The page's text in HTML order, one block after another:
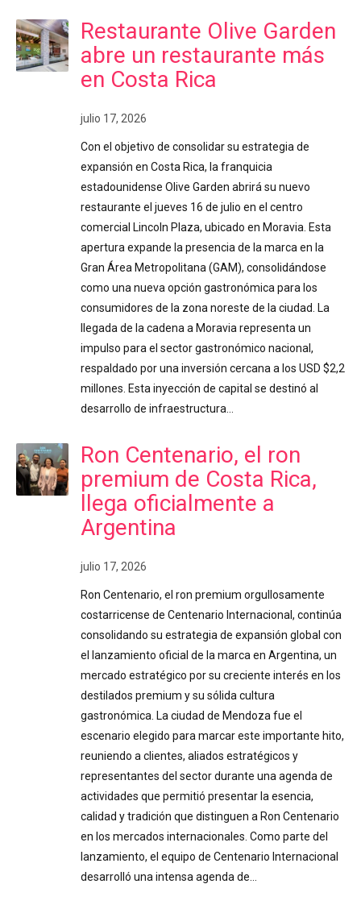
Restaurante Olive Garden
abre un restaurante más
en Costa Rica
julio 17, 2026
Con el objetivo de consolidar su estrategia de
expansión en Costa Rica, la franquicia
estadounidense Olive Garden abrirá su nuevo
restaurante el jueves 16 de julio en el centro
comercial Lincoln Plaza, ubicado en Moravia. Esta
apertura expande la presencia de la marca en la
Gran Área Metropolitana (GAM), consolidándose
como una nueva opción gastronómica para los
consumidores de la zona noreste de la ciudad. La
llegada de la cadena a Moravia representa un
impulso para el sector gastronómico nacional,
respaldado por una inversión cercana a los USD $2,2
millones. Esta inyección de capital se destinó al
desarrollo de infraestructura…
Ron Centenario, el ron
premium de Costa Rica,
llega oficialmente a
Argentina
julio 17, 2026
Ron Centenario, el ron premium orgullosamente
costarricense de Centenario Internacional, continúa
consolidando su estrategia de expansión global con
el lanzamiento oficial de la marca en Argentina, un
mercado estratégico por su creciente interés en los
destilados premium y su sólida cultura
gastronómica. La ciudad de Mendoza fue el
escenario elegido para marcar este importante hito,
reuniendo a clientes, aliados estratégicos y
representantes del sector durante una agenda de
actividades que permitió presentar la esencia,
calidad y tradición que distinguen a Ron Centenario
en los mercados internacionales. Como parte del
lanzamiento, el equipo de Centenario Internacional
desarrolló una intensa agenda de…